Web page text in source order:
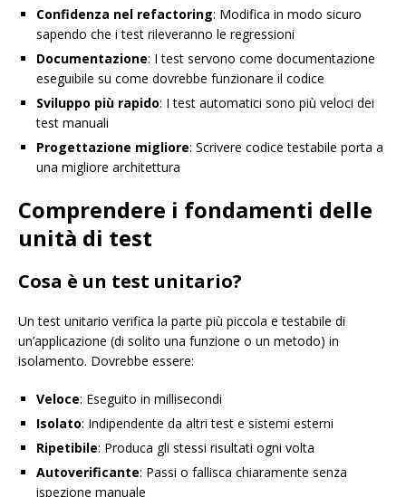
Confidenza nel refactoring: Modifica in modo sicuro
sapendo che i test rileveranno le regressioni
Documentazione: I test servono come documentazione
eseguibile su come dovrebbe funzionare il codice
Sviluppo più rapido: I test automatici sono più veloci dei
test manuali
Progettazione migliore: Scrivere codice testabile porta a
una migliore architettura
Comprendere i fondamenti delle
unità di test
Cosa è un test unitario?
Un test unitario verifica la parte più piccola e testabile di
un’applicazione (di solito una funzione o un metodo) in
isolamento. Dovrebbe essere:
Veloce: Eseguito in millisecondi
Isolato: Indipendente da altri test e sistemi esterni
Ripetibile: Produca gli stessi risultati ogni volta
Autoverificante: Passi o fallisca chiaramente senza
ispezione manuale